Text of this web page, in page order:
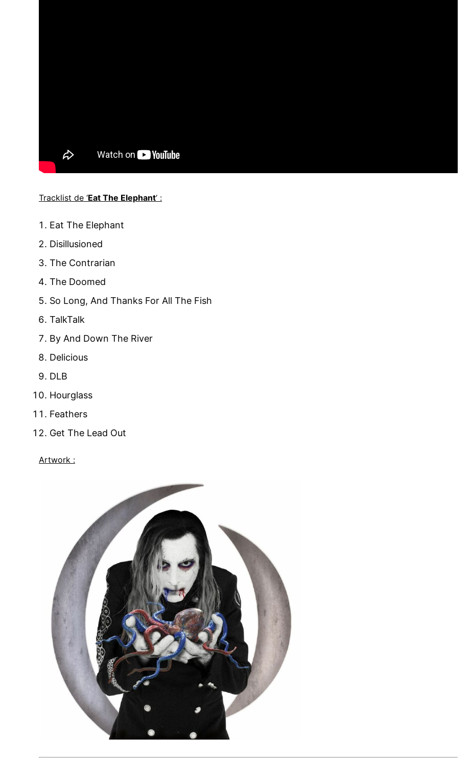
Tracklist de ‘Eat The Elephant‘ :
Eat The Elephant
Disillusioned
The Contrarian
The Doomed
So Long, And Thanks For All The Fish
TalkTalk
By And Down The River
Delicious
DLB
Hourglass
Feathers
Get The Lead Out
Artwork :